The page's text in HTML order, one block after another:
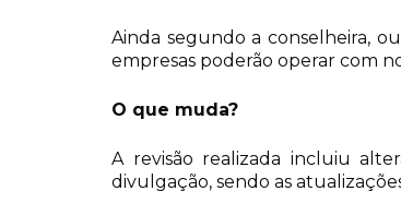
Ainda segundo a conselheira,
empresas poderão operar com
O que muda?
A revisão realizada incluiu
divulgação, sendo as